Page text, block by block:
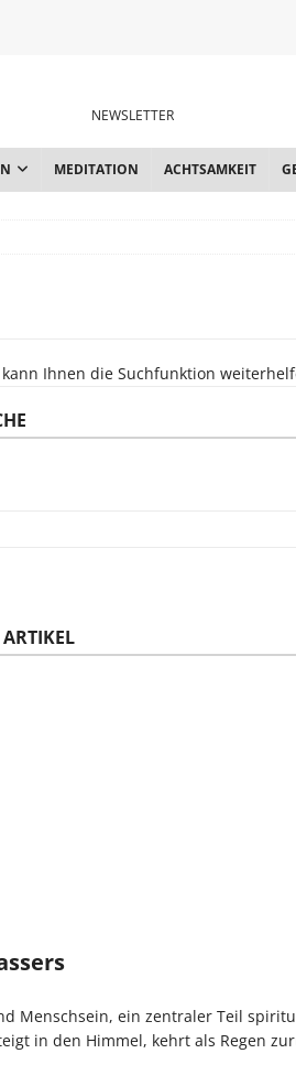
NEWSLETTER
MEDITATION ACHTSAMKEIT
Ihnen die Suchfunktion
ARTIKEL
Menschsein, ein zentraler Teil
in den Himmel, kehrt als Regen